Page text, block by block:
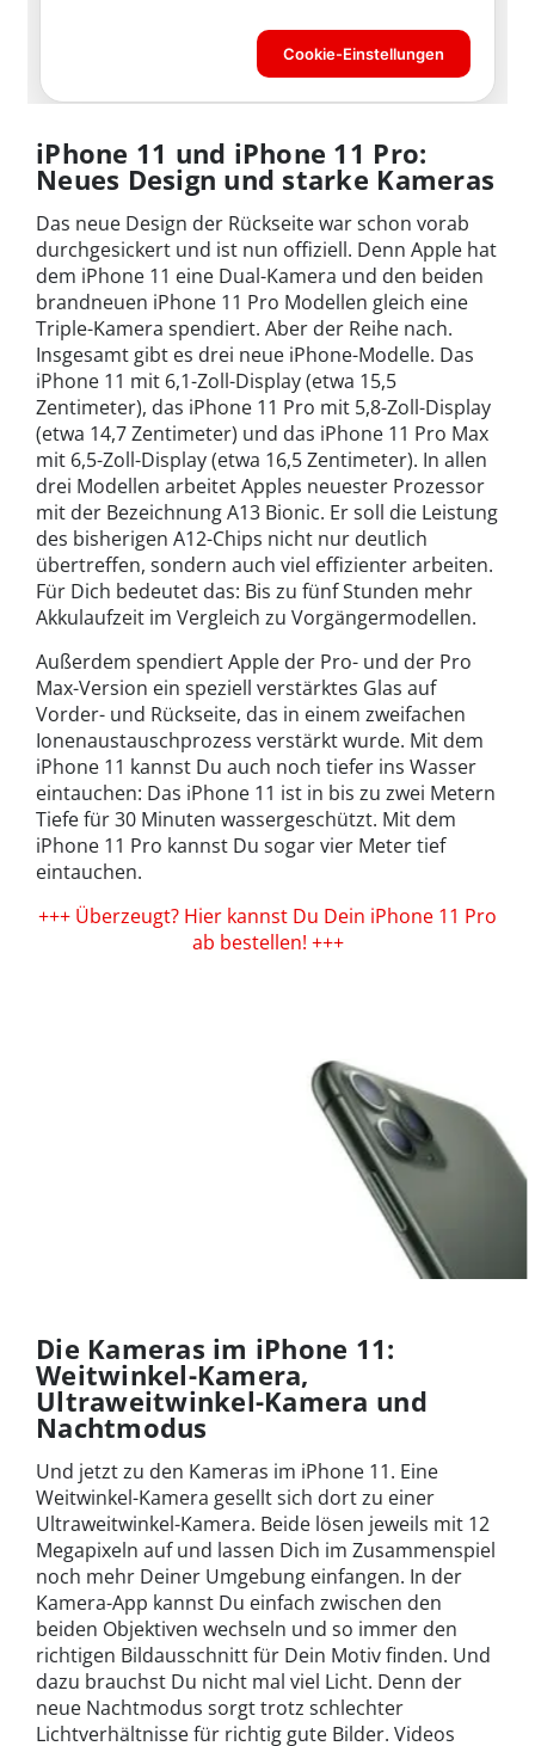
iPhone 11 und iPhone 11 Pro:
Neues Design und starke Kameras
Das neue Design der Rückseite war schon vorab
durchgesickert und ist nun offiziell. Denn Apple hat
dem iPhone 11 eine Dual-Kamera und den beiden
brandneuen iPhone 11 Pro Modellen gleich eine
Triple-Kamera spendiert. Aber der Reihe nach.
Insgesamt gibt es drei neue iPhone-Modelle. Das
iPhone 11 mit 6,1-Zoll-Display (etwa 15,5
Zentimeter), das iPhone 11 Pro mit 5,8-Zoll-Display
(etwa 14,7 Zentimeter) und das iPhone 11 Pro Max
mit 6,5-Zoll-Display (etwa 16,5 Zentimeter). In allen
drei Modellen arbeitet Apples neuester Prozessor
mit der Bezeichnung A13 Bionic. Er soll die Leistung
des bisherigen A12-Chips nicht nur deutlich
übertreffen, sondern auch viel effizienter arbeiten.
Für Dich bedeutet das: Bis zu fünf Stunden mehr
Akkulaufzeit im Vergleich zu Vorgängermodellen.
Außerdem spendiert Apple der Pro- und der Pro
Max-Version ein speziell verstärktes Glas auf
Vorder- und Rückseite, das in einem zweifachen
Ionenaustauschprozess verstärkt wurde. Mit dem
iPhone 11 kannst Du auch noch tiefer ins Wasser
eintauchen: Das iPhone 11 ist in bis zu zwei Metern
Tiefe für 30 Minuten wassergeschützt. Mit dem
iPhone 11 Pro kannst Du sogar vier Meter tief
eintauchen.
+++ Überzeugt? Hier kannst Du Dein iPhone 11 Pro
ab bestellen! +++
Die Kameras im iPhone 11:
Weitwinkel-Kamera,
Ultraweitwinkel-Kamera und
Nachtmodus
Und jetzt zu den Kameras im iPhone 11. Eine
Weitwinkel-Kamera gesellt sich dort zu einer
Ultraweitwinkel-Kamera. Beide lösen jeweils mit 12
Megapixeln auf und lassen Dich im Zusammenspiel
noch mehr Deiner Umgebung einfangen. In der
Kamera-App kannst Du einfach zwischen den
beiden Objektiven wechseln und so immer den
richtigen Bildausschnitt für Dein Motiv finden. Und
dazu brauchst Du nicht mal viel Licht. Denn der
neue Nachtmodus sorgt trotz schlechter
Lichtverhältnisse für richtig gute Bilder. Videos